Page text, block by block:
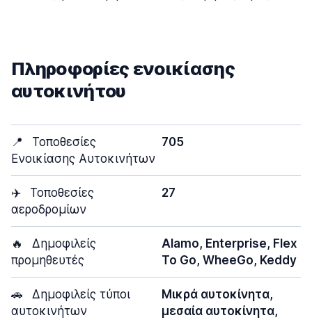
Πληροφορίες ενοικίασης
αυτοκινήτου
📍
Τοποθεσίες
Ενοικίασης Αυτοκινήτων
705
✈️
Τοποθεσίες
αεροδρομίων
27
🔥
Δημοφιλείς
προμηθευτές
Alamo, Enterprise, Flex
To Go, WheeGo, Keddy
🚗
Δημοφιλείς τύποι
αυτοκινήτων
Μικρά αυτοκίνητα,
μεσαία αυτοκίνητα,